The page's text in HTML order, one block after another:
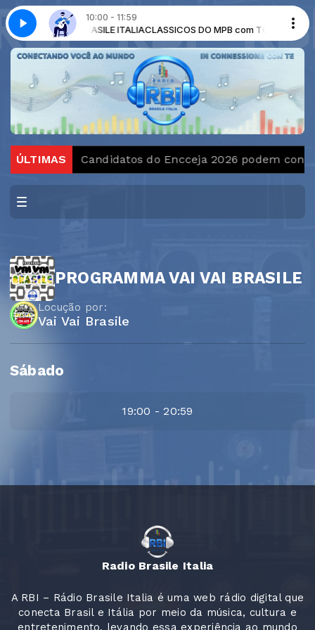
10:00 - 11:59
TOP MUSIC BRASILE ITALIACLASSICOS DO MPB com TOP MUSIC
- Parte 1 Clássicos da MPB - Parte 1
ÚLTIMAS
Brasil Candidatos do Encceja 2026 podem
PROGRAMMA VAI VAI BRASILE
Locução por:
Vai Vai Brasile
Sábado
19:00 - 20:59
Radio Brasile Italia
A RBI – Rádio Brasile Italia é uma web rádio digital que
conecta Brasil e Itália por meio da música, cultura e
entretenimento, levando essa experiência ao mundo